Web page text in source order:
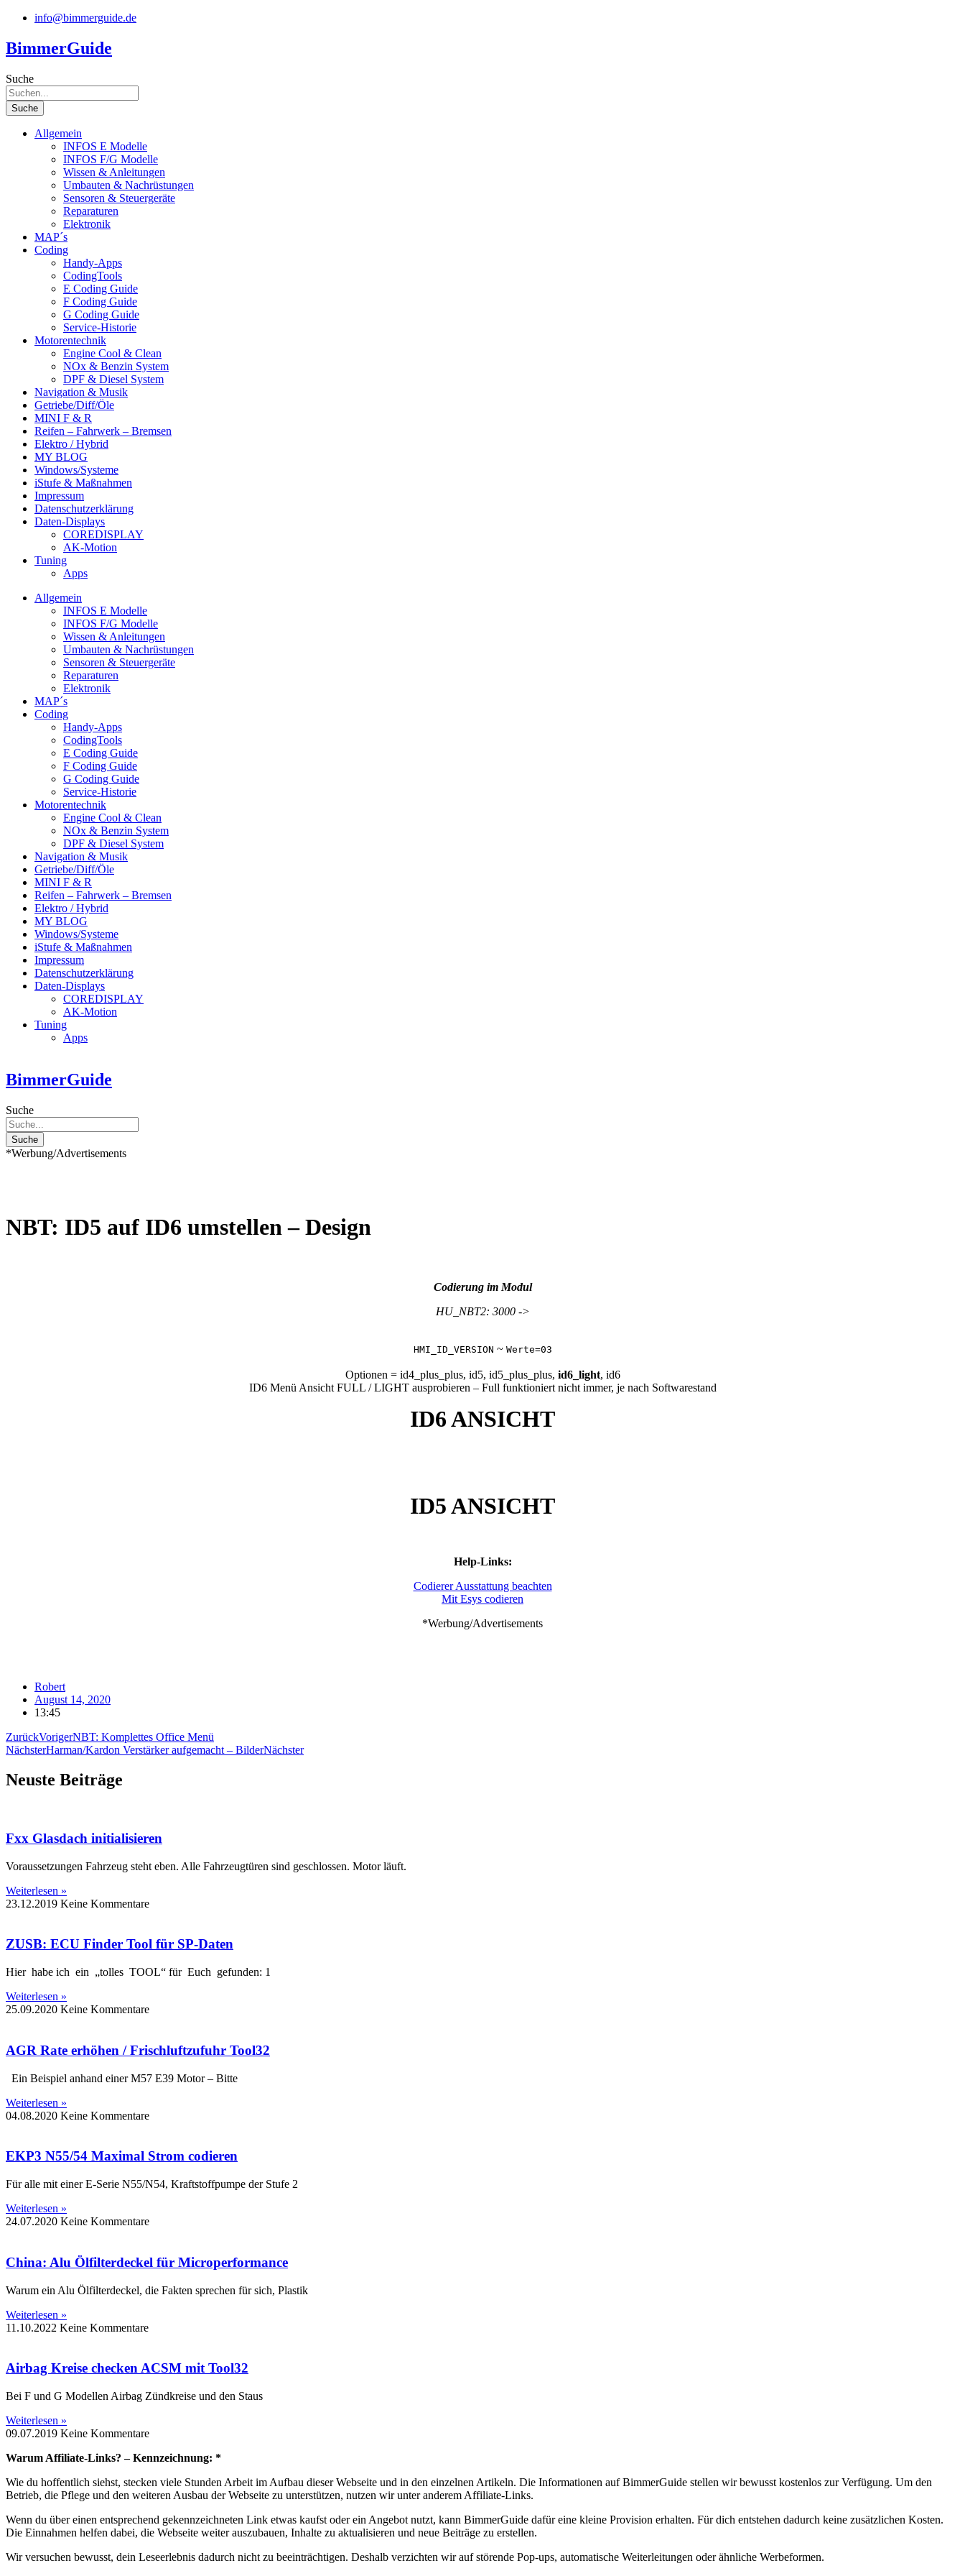
Zum
springen
info@bimmerguide.de
BimmerGuide
Suche
Suche
Allgemein
INFOS E Modelle
INFOS F/G Modelle
Wissen & Anleitungen
Umbauten & Nachrüstungen
Sensoren & Steuergeräte
Reparaturen
Elektronik
MAP´s
Coding
Handy-Apps
CodingTools
E Coding Guide
F Coding Guide
G Coding Guide
Service-Historie
Motorentechnik
Engine Cool & Clean
NOx & Benzin System
DPF & Diesel System
Navigation & Musik
Getriebe/Diff/Öle
MINI F & R
Reifen – Fahrwerk – Bremsen
Elektro / Hybrid
MY BLOG
Windows/Systeme
iStufe & Maßnahmen
Impressum
Datenschutzerklärung
Daten-Displays
COREDISPLAY
AK-Motion
Tuning
Apps
Allgemein
INFOS E Modelle
INFOS F/G Modelle
Wissen & Anleitungen
Umbauten & Nachrüstungen
Sensoren & Steuergeräte
Reparaturen
Elektronik
MAP´s
Coding
Handy-Apps
CodingTools
E Coding Guide
F Coding Guide
G Coding Guide
Service-Historie
Motorentechnik
Engine Cool & Clean
NOx & Benzin System
DPF & Diesel System
Navigation & Musik
Getriebe/Diff/Öle
MINI F & R
Reifen – Fahrwerk – Bremsen
Elektro / Hybrid
MY BLOG
Windows/Systeme
iStufe & Maßnahmen
Impressum
Datenschutzerklärung
Daten-Displays
COREDISPLAY
AK-Motion
Tuning
Apps
BimmerGuide
Suche
Suche
*Werbung/Advertisements
NBT: ID5 auf ID6 umstellen – Design
Codierung im Modul
HU_NBT2: 3000 ->
HMI_ID_VERSION ~ Werte=03
Optionen = id4_plus_plus, id5, id5_plus_plus, id6_light, id6
ID6 Menü Ansicht FULL / LIGHT ausprobieren – Full funktioniert nicht immer, je nach Softwarestand
ID6 ANSICHT
ID5 ANSICHT
Help-Links:
Codierer Ausstattung beachten
Mit Esys codieren
*Werbung/Advertisements
Robert
August 14, 2020
13:45
ZurückVorigerNBT: Komplettes Office Menü
NächsterHarman/Kardon Verstärker aufgemacht – BilderNächster
Neuste Beiträge
Fxx Glasdach initialisieren
Voraussetzungen Fahrzeug steht eben. Alle Fahrzeugtüren sind geschlossen. Motor läuft.
Weiterlesen »
23.12.2019 Keine Kommentare
ZUSB: ECU Finder Tool für SP-Daten
Hier habe ich ein „tolles TOOL“ für Euch gefunden: 1
Weiterlesen »
25.09.2020 Keine Kommentare
AGR Rate erhöhen / Frischluftzufuhr Tool32
Ein Beispiel anhand einer M57 E39 Motor – Bitte
Weiterlesen »
04.08.2020 Keine Kommentare
EKP3 N55/54 Maximal Strom codieren
Für alle mit einer E-Serie N55/N54, Kraftstoffpumpe der Stufe 2
Weiterlesen »
24.07.2020 Keine Kommentare
China: Alu Ölfilterdeckel für Microperformance
Warum ein Alu Ölfilterdeckel, die Fakten sprechen für sich, Plastik
Weiterlesen »
11.10.2022 Keine Kommentare
Airbag Kreise checken ACSM mit Tool32
Bei F und G Modellen Airbag Zündkreise und den Staus
Weiterlesen »
09.07.2019 Keine Kommentare
Warum Affiliate-Links? – Kennzeichnung: *
Wie du hoffentlich siehst, stecken viele Stunden Arbeit im Aufbau dieser Webseite und in den einzelnen Artikeln. Die Informationen auf BimmerGuide stellen wir bewusst kostenlos zur Verfügung. Um den
Betrieb, die Pflege und den weiteren Ausbau der Webseite zu unterstützen, nutzen wir unter anderem Affiliate-Links.
Wenn du über einen entsprechend gekennzeichneten Link etwas kaufst oder ein Angebot nutzt, kann BimmerGuide dafür eine kleine Provision erhalten. Für dich entstehen dadurch keine zusätzlichen Kosten.
Die Einnahmen helfen dabei, die Webseite weiter auszubauen, Inhalte zu aktualisieren und neue Beiträge zu erstellen.
Wir versuchen bewusst, dein Leseerlebnis dadurch nicht zu beeinträchtigen. Deshalb verzichten wir auf störende Pop-ups, automatische Weiterleitungen oder ähnliche Werbeformen.